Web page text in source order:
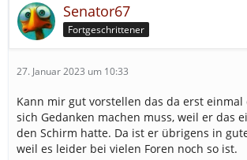
Senator67
Fortgeschrittener
27. Januar 2023 um 10:33
Kann mir gut vorstellen das da erst
sich Gedanken machen muss, weil er das
den Schirm hatte. Da ist er übrigens in
weil es leider bei vielen Foren noch so ist.